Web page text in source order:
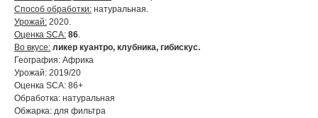
Способ обработки: натуральная.
Урожай: 2020.
Оценка SCA: 86.
Во вкусе: ликер куантро, клубника, гибискус.
География: Африка
Урожай: 2019/20
Оценка SCA: 86+
Обработка: натуральная
Обжарка: для фильтра